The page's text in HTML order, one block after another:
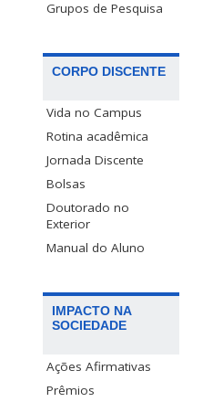
Grupos de Pesquisa
CORPO DISCENTE
Vida no Campus
Rotina acadêmica
Jornada Discente
Bolsas
Doutorado no
Exterior
Manual do Aluno
IMPACTO NA
SOCIEDADE
Ações Afirmativas
Prêmios